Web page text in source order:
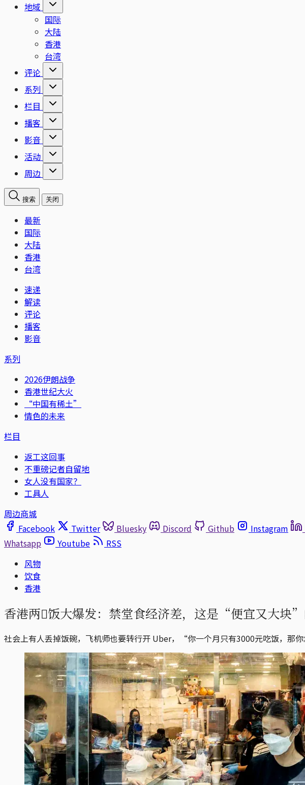
地域
国际
大陆
香港
台湾
评论
系列
栏目
播客
影音
活动
周边
搜索 关闭
最新
国际
大陆
香港
台湾
速递
解读
评论
播客
影音
系列
2026伊朗战争
香港世纪大火
“中国有稀土”
情色的未来
栏目
返工这回事
不重磅记者自留地
女人没有国家？
工具人
周边商城
Facebook
Twitter Bluesky Discord Github Instagram
Whatsapp
Youtube
RSS
风物
饮食
香港
香港两𩠌饭大爆发：禁堂食经济差，这是“便宜又大块
社会上有人丢掉饭碗，飞机师也要转行开 Uber，“你一个月只有3000元吃饭，那